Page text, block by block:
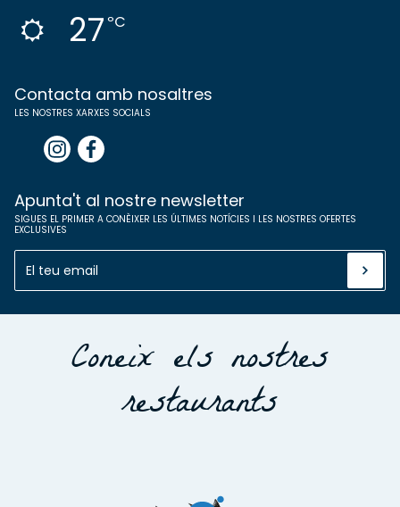
27ºC
Contacta amb nosaltres
LES NOSTRES XARXES SOCIALS
Apunta't al nostre newsletter
SIGUES EL PRIMER A CONÈIXER LES ÚLTIMES NOTÍCIES I LES NOSTRES OFERTES
EXCLUSIVES
Coneix els nostres
restaurants